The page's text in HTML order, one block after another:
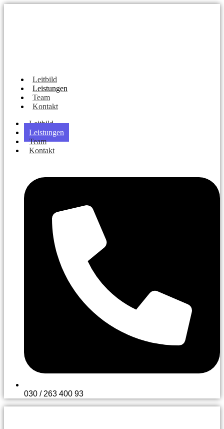
Leitbild
Leistungen
Team
Kontakt
Leitbild
Leistungen
Team
Kontakt
030 / 263 400 93